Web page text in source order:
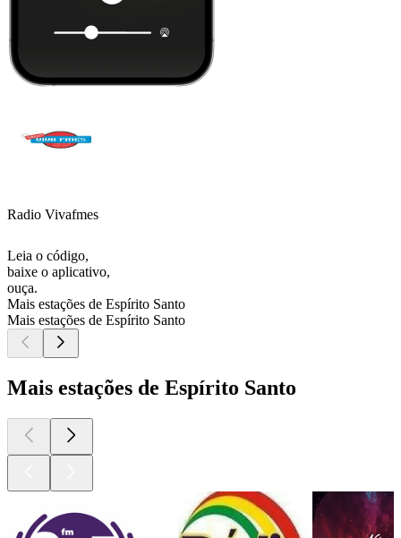
Radio Vivafmes
Leia o código,
baixe o aplicativo,
ouça.
Mais estações de Espírito Santo
Mais estações de Espírito Santo
Mais estações de Espírito Santo